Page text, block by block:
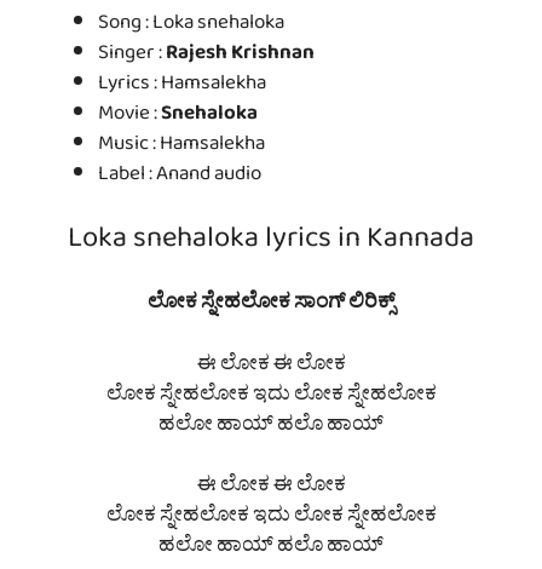
Song : Loka snehaloka
Singer :Rajesh Krishnan
Lyrics : Hamsalekha
Movie :Snehaloka
Music : Hamsalekha
Label : Anand audio
Loka snehaloka lyrics in Kannada
ಲೋಕ ಸ್ನೇಹಲೋಕ ಸಾಂಗ್ ಲಿರಿಕ್ಸ್
ಈ ಲೋಕ ಈ ಲೋಕ
ಲೋಕ ಸ್ನೇಹಲೋಕ ಇದು ಲೋಕ ಸ್ನೇಹಲೋಕ
ಹಲೋ ಹಾಯ್ ಹಲೊ ಹಾಯ್
ಈ ಲೋಕ ಈ ಲೋಕ
ಲೋಕ ಸ್ನೇಹಲೋಕ ಇದು ಲೋಕ ಸ್ನೇಹಲೋಕ
ಹಲೋ ಹಾಯ್ ಹಲೊ ಹಾಯ್